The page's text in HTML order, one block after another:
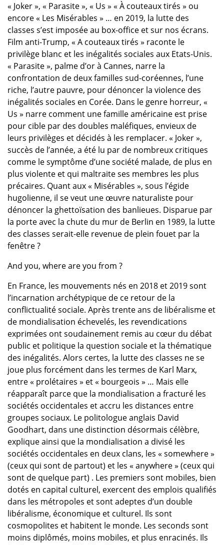
« Joker », « Parasite », « Us » « À couteaux tirés » ou
encore « Les Misérables » … en 2019, la lutte des
classes s’est imposée au box-office et sur nos écrans.
Film anti-Trump, « A couteaux tirés » raconte le
privilège blanc et les inégalités sociales aux Etats-Unis.
« Parasite », palme d’or à Cannes, narre la
confrontation de deux familles sud-coréennes, l’une
riche, l’autre pauvre, pour dénoncer la violence des
inégalités sociales en Corée. Dans le genre horreur, «
Us » narre comment une famille américaine est prise
pour cible par des doubles maléfiques, envieux de
leurs privilèges et décidés à les remplacer. « Joker »,
succès de l’année, a été lu par de nombreux critiques
comme le symptôme d’une société malade, de plus en
plus violente et qui maltraite ses membres les plus
précaires. Quant aux « Misérables », sous l’égide
hugolienne, il se veut une œuvre naturaliste pour
dénoncer la ghettoïsation des banlieues. Disparue par
la porte avec la chute du mur de Berlin en 1989, la lutte
des classes serait-elle revenue de plein fouet par la
fenêtre ?
And you, where are you from ?
En France, les mouvements nés en 2018 et 2019 sont
l’incarnation archétypique de ce retour de la
conflictualité sociale. Après trente ans de libéralisme et
de mondialisation échevelés, les revendications
exprimées ont soudainement remis au cœur du débat
public et politique la question sociale et la thématique
des inégalités. Alors certes, la lutte des classes ne se
joue plus forcément dans les termes de Karl Marx,
entre « prolétaires » et « bourgeois » … Mais elle
réapparaît parce que la mondialisation a fracturé les
sociétés occidentales et accru les distances entre
groupes sociaux. Le politologue anglais David
Goodhart, dans une distinction désormais célèbre,
explique ainsi que la mondialisation a divisé les
sociétés occidentales en deux clans, les « somewhere »
(ceux qui sont de partout) et les « anywhere » (ceux qui
sont de quelque part) . Les premiers sont mobiles, bien
dotés en capital culturel, exercent des emplois qualifiés
dans les métropoles et sont adeptes d’un double
libéralisme, économique et culturel. Ils sont
cosmopolites et habitent le monde. Les seconds sont
moins diplômés, moins mobiles, et plus enracinés. Ils